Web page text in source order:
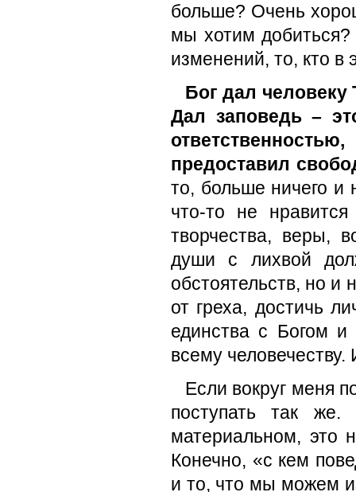
больше? Очень
мы хотим
изменений, то, кто в
Бог дал человеку
Дал заповедь –
предоставил
то, больше ничего и
что-то не
творчества, веры,
души с лихвой
обстоятельств, но и
от греха, достичь
единства с Богом
всему
Если вокруг меня
поступать так
материальном, это
Конечно, «с кем
и то, что мы можем